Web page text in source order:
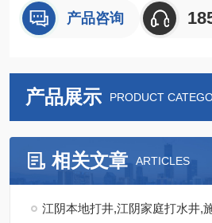
产品咨询
产品展示 PRODUCT
相关文章 ARTICLES
江阴本地打井,江阴家庭打水井,